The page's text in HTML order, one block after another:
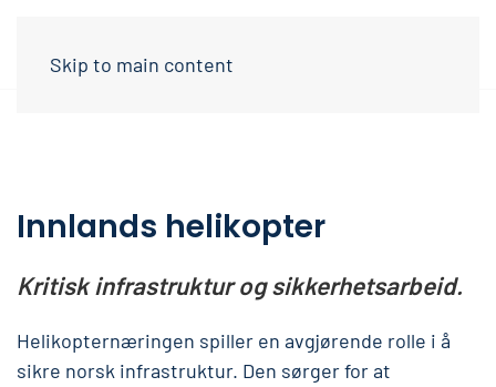
Skip to main content
Innlands helikopter
Kritisk infrastruktur og sikkerhetsarbeid.
Helikopternæringen spiller en avgjørende rolle i å
sikre norsk infrastruktur. Den sørger for at